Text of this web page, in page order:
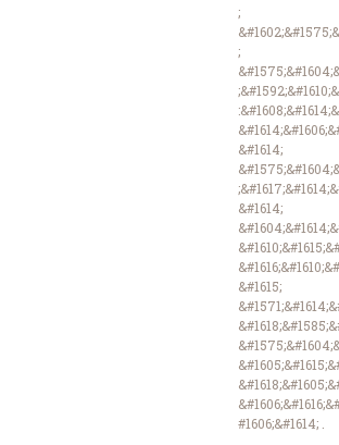
;
;
&#1614;
&#1614;
&#1615;
#1606;&#1614; .